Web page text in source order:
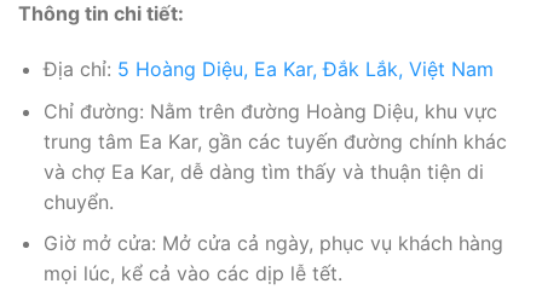
Thông tin chi tiết:
Địa chỉ: 5 Hoàng Diệu, Ea Kar, Đắk Lắk, Việt Nam
Chỉ đường: Nằm trên đường Hoàng Diệu, khu vực
trung tâm Ea Kar, gần các tuyến đường chính khác
và chợ Ea Kar, dễ dàng tìm thấy và thuận tiện di
chuyển.
Giờ mở cửa: Mở cửa cả ngày, phục vụ khách hàng
mọi lúc, kể cả vào các dịp lễ tết.